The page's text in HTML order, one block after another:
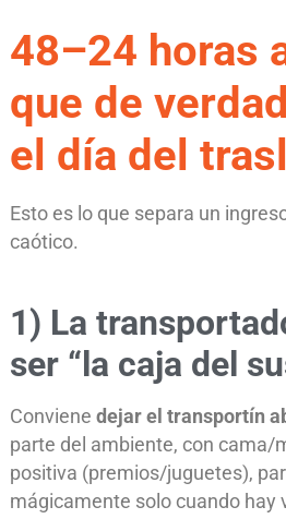
48–24 horas
que de
el día del
Esto es lo que separa un
caótico.
1) La
ser “la caja del
Conviene dejar el transportín
parte del ambiente, con cama/
positiva (premios/juguetes),
mágicamente solo cuando hay